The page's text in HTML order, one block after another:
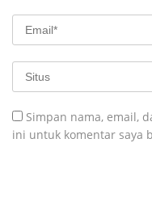
Simpan nama, email,
ini untuk komentar saya